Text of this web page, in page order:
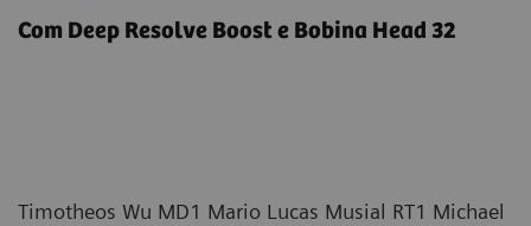
Com Deep Resolve Boost e Bobina Head 32
Timotheos Wu MD1 Mario Lucas Musial RT1 Michael